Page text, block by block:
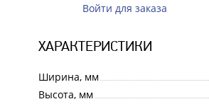
Войти для заказа
ХАРАКТЕРИСТИКИ
Ширина, мм
Высота, мм